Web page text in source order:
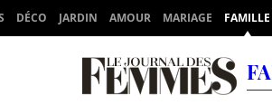
DÉCO JARDIN AMOUR MARIAGE FAMILLE